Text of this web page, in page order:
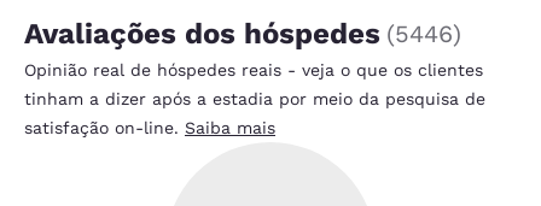
Avaliações dos hóspedes (5446)
Opinião real de hóspedes reais - veja o que os clientes
tinham a dizer após a estadia por meio da pesquisa de
satisfação on-line. Saiba mais